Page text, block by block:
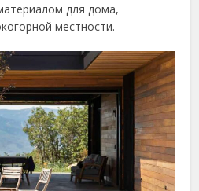
для дома,
местности.